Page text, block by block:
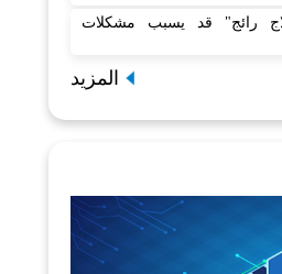
رائج" قد يسبب مشكلات
المزيد